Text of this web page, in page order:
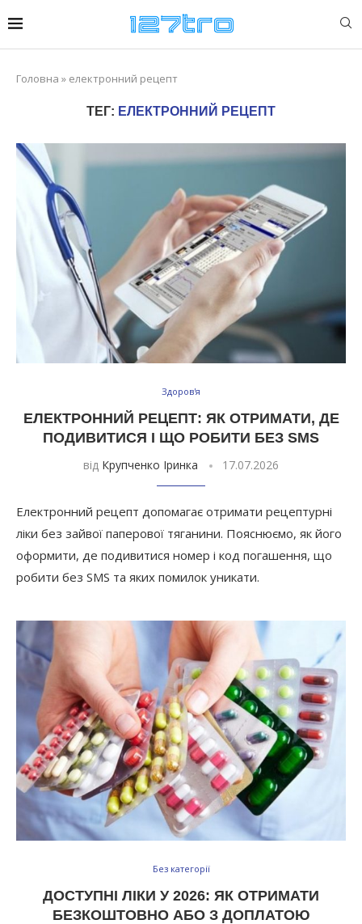
Головна » електронний рецепт
ТЕГ: ЕЛЕКТРОННИЙ РЕЦЕПТ
Здоров'я
ЕЛЕКТРОННИЙ РЕЦЕПТ: ЯК ОТРИМАТИ, ДЕ
ПОДИВИТИСЯ І ЩО РОБИТИ БЕЗ SMS
від Крупченко Іринка 17.07.2026
Електронний рецепт допомагає отримати рецептурні
ліки без зайвої паперової тяганини. Пояснюємо, як його
оформити, де подивитися номер і код погашення, що
робити без SMS та яких помилок уникати.
Без категорії
ДОСТУПНІ ЛІКИ У 2026: ЯК ОТРИМАТИ
БЕЗКОШТОВНО АБО З ДОПЛАТОЮ